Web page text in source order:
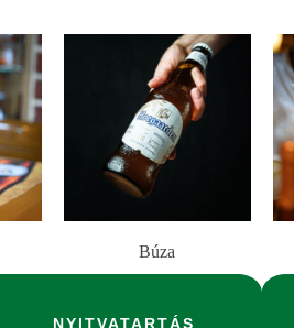
Búza
NYITVATARTÁS